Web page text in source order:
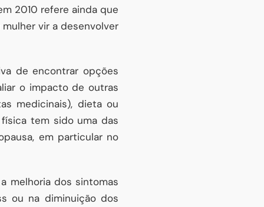
2010 refere ainda que
vir a desenvolver
de encontrar opções
o impacto de outras
medicinais), dieta ou
tem sido uma das
em particular no
melhoria dos sintomas
ou na diminuição dos